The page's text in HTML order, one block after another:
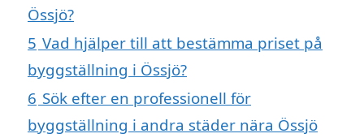
Össjö?
5 Vad hjälper till att bestämma priset på
byggställning i Össjö?
6 Sök efter en professionell för
byggställning i andra städer nära Össjö